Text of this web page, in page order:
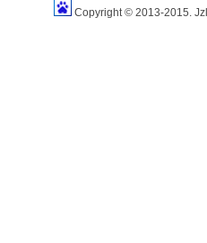
Copyright © 2013-2015.